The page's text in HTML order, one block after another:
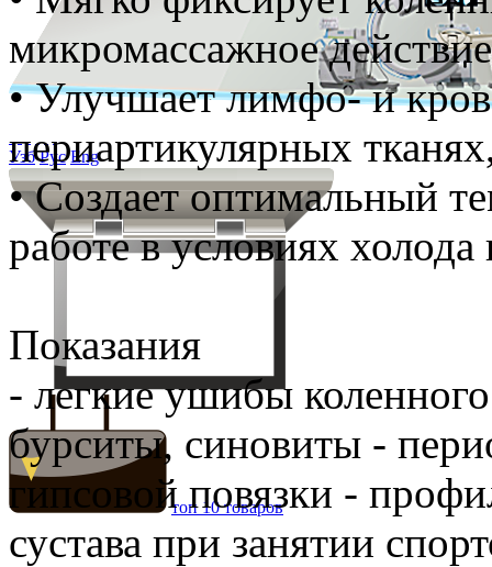
Узб Рус Eng
топ 10 товаров
микромассажное
• Улучшает лимфо- и
периартикулярных
• Создает оптимальный
работе в условиях
Показания
- легкие ушибы
бурситы, синовиты -
гипсовой повязки -
сустава при занятии